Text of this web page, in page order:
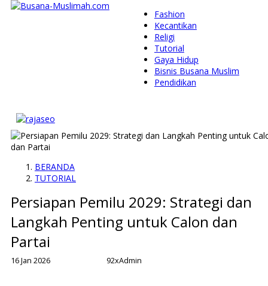
Fashion
Kecantikan
Religi
Tutorial
Gaya Hidup
Bisnis Busana Muslim
Pendidikan
BERANDA
TUTORIAL
Persiapan Pemilu 2029: Strategi dan
Langkah Penting untuk Calon dan
Partai
16 Jan 2026 92xAdmin